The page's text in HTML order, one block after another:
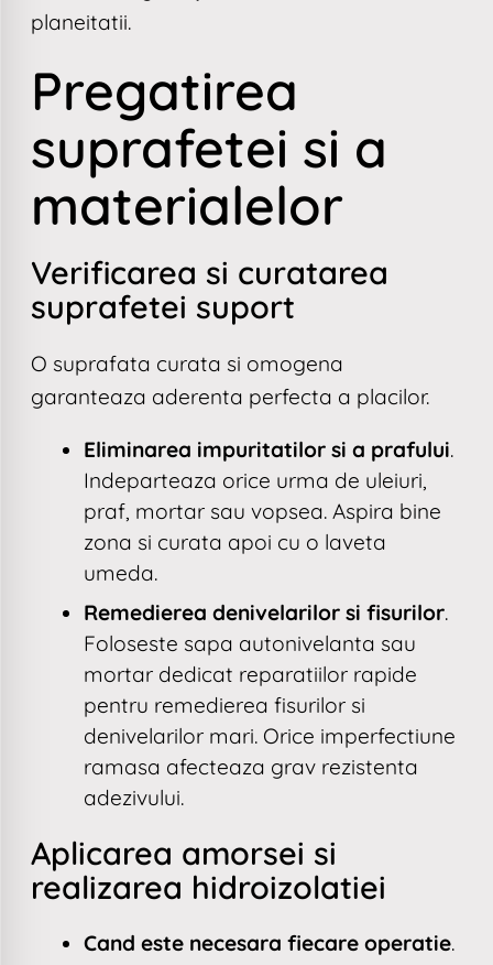
planeitatii.
Pregatirea
suprafetei si a
materialelor
Verificarea si curatarea
suprafetei suport
O suprafata curata si omogena
garanteaza aderenta perfecta a placilor.
Eliminarea impuritatilor si a prafului.
Indeparteaza orice urma de uleiuri,
praf, mortar sau vopsea. Aspira bine
zona si curata apoi cu o laveta
umeda.
Remedierea denivelarilor si fisurilor.
Foloseste sapa autonivelanta sau
mortar dedicat reparatiilor rapide
pentru remedierea fisurilor si
denivelarilor mari. Orice imperfectiune
ramasa afecteaza grav rezistenta
adezivului.
Aplicarea amorsei si
realizarea hidroizolatiei
Cand este necesara fiecare operatie.